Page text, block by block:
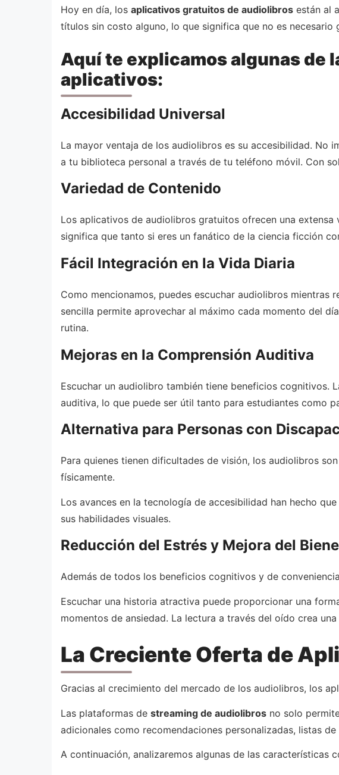
Hoy en día, los aplicativos gratuitos de audiolibros están al
títulos sin costo alguno, lo que significa que no es
Aquí te explicamos algunas de
aplicativos:
Accesibilidad Universal
La mayor ventaja de los audiolibros es su accesibilidad. No
a tu biblioteca personal a través de tu teléfono móvil. Con
Variedad de Contenido
Los aplicativos de audiolibros gratuitos ofrecen una
significa que tanto si eres un fanático de la ciencia ficción
Fácil Integración en la Vida Diaria
Como mencionamos, puedes escuchar audiolibros
sencilla permite aprovechar al máximo cada momento del
rutina.
Mejoras en la Comprensión Auditiva
Escuchar un audiolibro también tiene beneficios cognitivos.
auditiva, lo que puede ser útil tanto para estudiantes como
Alternativa para Personas con
Para quienes tienen dificultades de visión, los audiolibros
físicamente.
Los avances en la tecnología de accesibilidad han hecho
sus habilidades visuales.
Reducción del Estrés y Mejora del
Además de todos los beneficios cognitivos y de
Escuchar una historia atractiva puede proporcionar una
momentos de ansiedad. La lectura a través del oído crea
La Creciente Oferta de
Gracias al crecimiento del mercado de los audiolibros, los
Las plataformas de streaming de audiolibros no solo
adicionales como recomendaciones personalizadas, listas
A continuación, analizaremos algunas de las características